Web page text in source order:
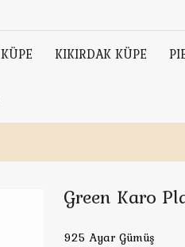
KÜPE KIKIRDAK KÜPE
Green Karo
925 Ayar Gümüş